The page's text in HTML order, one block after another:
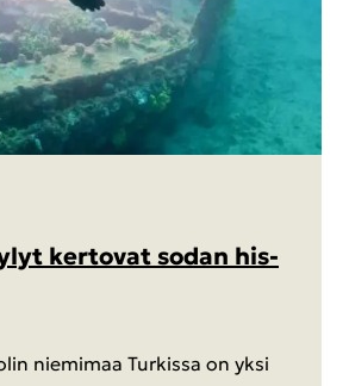
ker­to­vat sodan his­
nie­mi­maa Tur­kis­sa on yksi